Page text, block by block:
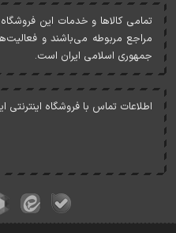
تمامی کالاها و خدمات اين
مراجع مربوطه می‌باشند و
جمهوری اسلامی ايران است.
اطلاعات تماس با فروشگاه اینترنتی